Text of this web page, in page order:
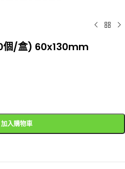
個/盒) 60x130mm
加入購物車